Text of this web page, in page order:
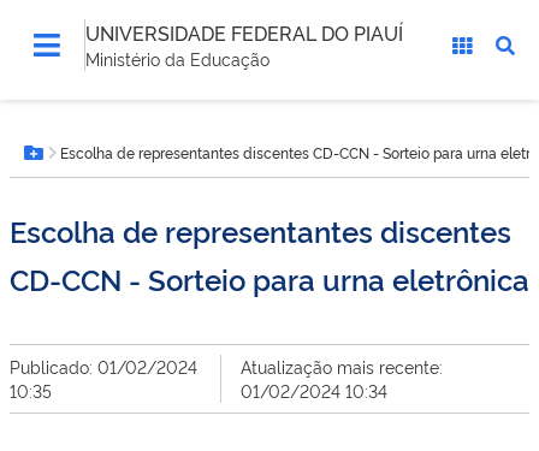
UNIVERSIDADE FEDERAL DO PIAUÍ
Ministério da Educação
está
aqui:Botão Menu
Escolha de representantes discentes CD-CCN - Sorteio para urna
Escolha de representantes discentes
CD-CCN - Sorteio para urna eletrônica
Publicado: 01/02/2024
10:35
Atualização mais recente:
01/02/2024 10:34